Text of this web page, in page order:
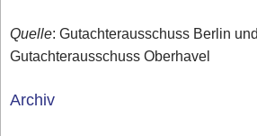
Quelle: Gutachterausschuss Berlin und
Gutachterausschuss Oberhavel
Archiv